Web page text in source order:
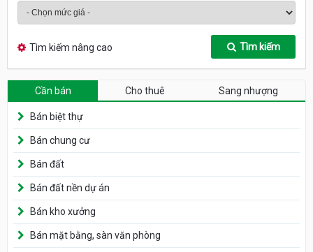
Tìm kiếm nâng cao Tìm kiếm
Cần bán Cho thuê Sang nhượng
Bán biệt thự
Bán chung cư
Bán đất
Bán đất nền dự án
Bán kho xưởng
Bán mặt bằng, sàn văn phòng